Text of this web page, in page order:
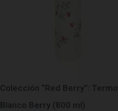
Colección “Red Berry”: Termo
Blanco Berry (800 ml)